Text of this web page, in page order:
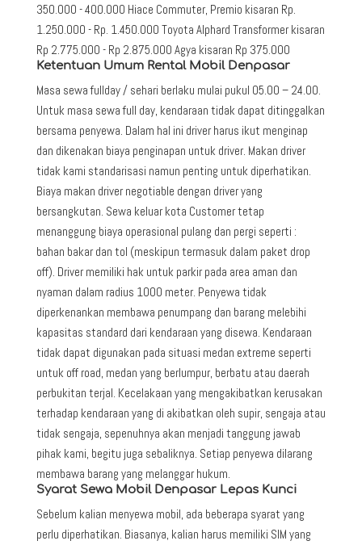
350.000 - 400.000 Hiace Commuter, Premio kisaran Rp.
1.250.000 - Rp. 1.450.000 Toyota Alphard Transformer kisaran
Rp 2.775.000 - Rp 2.875.000 Agya kisaran Rp 375.000
Ketentuan Umum Rental Mobil Denpasar
Masa sewa fullday / sehari berlaku mulai pukul 05.00 – 24.00.
Untuk masa sewa full day, kendaraan tidak dapat ditinggalkan
bersama penyewa. Dalam hal ini driver harus ikut menginap
dan dikenakan biaya penginapan untuk driver. Makan driver
tidak kami standarisasi namun penting untuk diperhatikan.
Biaya makan driver negotiable dengan driver yang
bersangkutan. Sewa keluar kota Customer tetap
menanggung biaya operasional pulang dan pergi seperti :
bahan bakar dan tol (meskipun termasuk dalam paket drop
off). Driver memiliki hak untuk parkir pada area aman dan
nyaman dalam radius 1000 meter. Penyewa tidak
diperkenankan membawa penumpang dan barang melebihi
kapasitas standard dari kendaraan yang disewa. Kendaraan
tidak dapat digunakan pada situasi medan extreme seperti
untuk off road, medan yang berlumpur, berbatu atau daerah
perbukitan terjal. Kecelakaan yang mengakibatkan kerusakan
terhadap kendaraan yang di akibatkan oleh supir, sengaja atau
tidak sengaja, sepenuhnya akan menjadi tanggung jawab
pihak kami, begitu juga sebaliknya. Setiap penyewa dilarang
membawa barang yang melanggar hukum.
Syarat Sewa Mobil Denpasar Lepas Kunci
Sebelum kalian menyewa mobil, ada beberapa syarat yang
perlu diperhatikan. Biasanya, kalian harus memiliki SIM yang